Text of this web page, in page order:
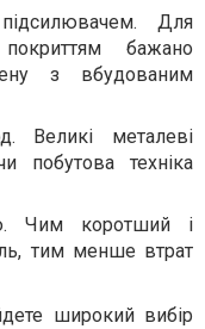
Для
бажано
з вбудованим
Великі металеві
побутова техніка
Чим коротший і
тим менше втрат
широкий вибір